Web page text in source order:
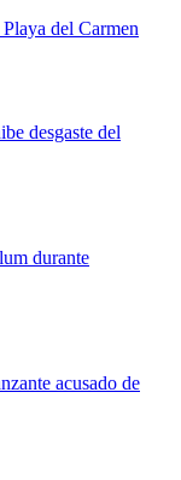
del Carmen
desgaste del
durante
acusado de